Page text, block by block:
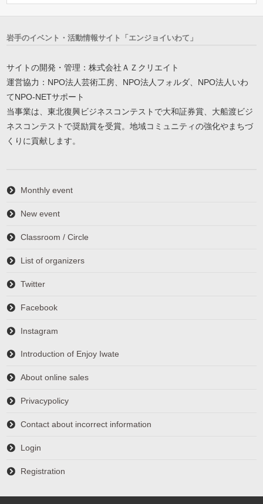
岩手のイベント・活動情報サイト「エンジョイいわて」
サイトの開発・管理：株式会社ＡＺクリエイト
運営協力：NPO法人芸術工房、NPO法人フォルダ、NPO法人いわ
てNPO-NETサポート
当事業は、東北復興ビジネスコンテストで大和証券賞、大船渡ビジ
ネスコンテストで奨励賞を受賞。地域コミュニティの強化やまちづ
くりに貢献します。
Monthly event
New event
Classroom / Circle
List of organizers
Twitter
Facebook
Instagram
Introduction of Enjoy Iwate
About online sales
Privacypolicy
Contact about incorrect information
Login
Registration